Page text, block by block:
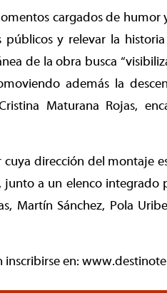
cargados de humor
públicos y relevar la
de la obra busca
además la
Maturana Rojas,
dirección del montaje
junto a un elenco integrado
Martín Sánchez, Pola
inscribirse en: